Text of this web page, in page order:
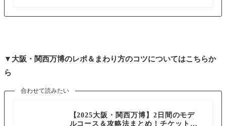
▼大阪・関西万博のレポ＆まわり方のコツについてはこちらか
ら
合わせて読みたい
【2025大阪・関西万博】2日間のモデ
ルコース＆攻略法まとめ！チケット購